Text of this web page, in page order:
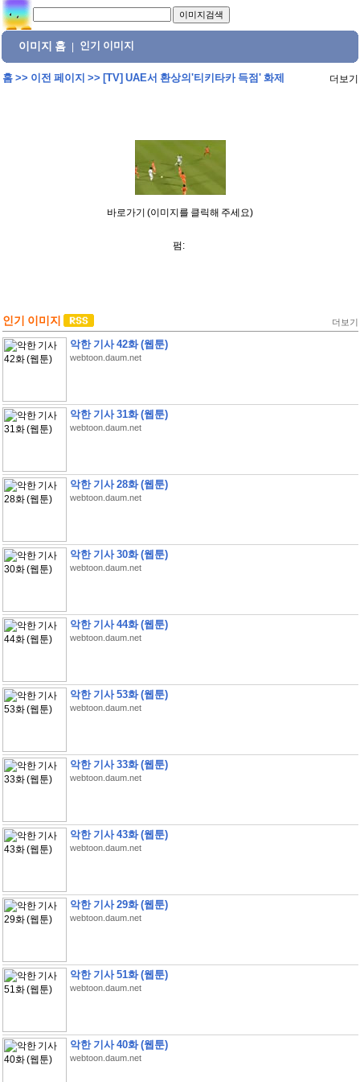
이미지 홈 인기 이미지
홈>> 이전 페이지 >> [TV] UAE서 환상의'티키타카 득점' 화제 더보기
바로가기 (이미지를 클릭해 주세요)
펌:
인기 이미지 더보기
악한 기사 42화 (웹툰)
webtoon.daum.net
악한 기사 31화 (웹툰)
webtoon.daum.net
악한 기사 28화 (웹툰)
webtoon.daum.net
악한 기사 30화 (웹툰)
webtoon.daum.net
악한 기사 44화 (웹툰)
webtoon.daum.net
악한 기사 53화 (웹툰)
webtoon.daum.net
악한 기사 33화 (웹툰)
webtoon.daum.net
악한 기사 43화 (웹툰)
webtoon.daum.net
악한 기사 29화 (웹툰)
webtoon.daum.net
악한 기사 51화 (웹툰)
webtoon.daum.net
악한 기사 40화 (웹툰)
webtoon.daum.net